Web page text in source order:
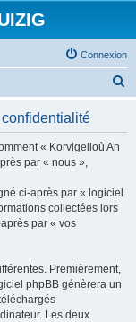
Connexion
« Korvigelloù An
par « nous »,
ci-après par « logiciel
collectées lors
par « vos
Premièrement,
phpBB génèrera un
Les deux